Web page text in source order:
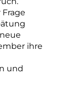
ihre
und